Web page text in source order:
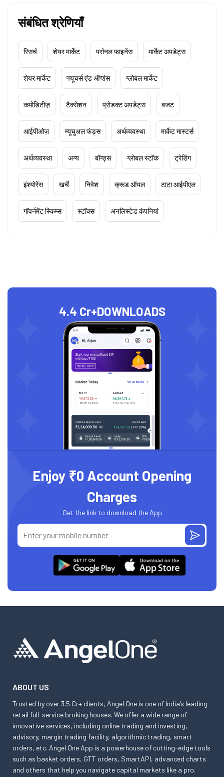
संबंधित श्रेणियाँ
रिसर्च शेयर मार्केट पर्सनल फाइनेंस मार्केट अपडेट्स
शेयर मार्केट फ्यूचर्स एंड ऑप्शंस ग्लोबल मार्केट
कमोडिटीज़ टैक्सेशन प्रोडक्ट अपडेट्स बजट
आईपीओज़ म्यूचुअल फंड्स अर्थव्यवस्था मार्केट मास्टर्स
अर्थव्यवस्था अन्य बॉन्ड्स ग्लोबल स्टॉक ट्रेडिंग
इंश्योरेंस खर्चे निवेश क्रूड ऑयल टाटा आईपीएल
गॉवर्नमेंट स्किम्स स्टॉक्स अनलिस्टेड कंपनियां
4.4 Cr+DOWNLOADS
Enjoy ₹0 Account Opening
Charges
Get the link to download the App
ABOUT US
Trusted by over 3.5 Cr+ clients, Angel One is one of India’s leading
retail full-service broking houses. We offer a wide range of
innovative services, including online trading and investing,
advisory, margin trading facility, algorithmic trading, smart
orders, etc. Angel One App is a powerhouse of cutting-edge tools
such as basket orders, GTT orders, SmartAPI, advanced charts
and others that help you navigate capital markets like a pro.